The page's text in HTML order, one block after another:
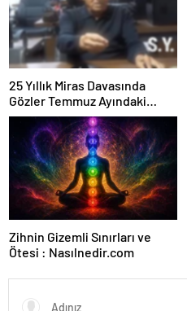
25 Yıllık Miras Davasında
Gözler Temmuz Ayındaki
Karar Duruşmasına Çevrildi
Zihnin Gizemli Sınırları ve
Ötesi : Nasılnedir.com